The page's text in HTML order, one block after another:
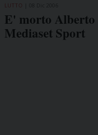
LUTTO
E' morto
Mediaset Sport